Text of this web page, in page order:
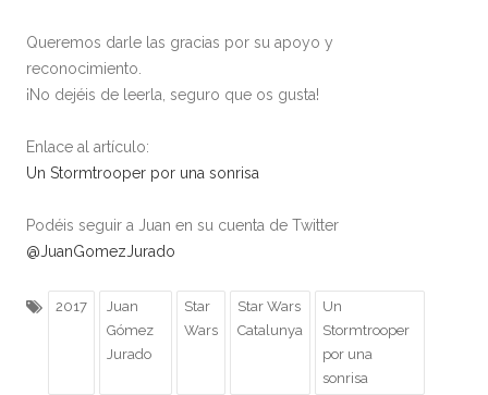
Queremos darle las gracias por su apoyo y
reconocimiento.
¡No dejéis de leerla, seguro que os gusta!
Enlace al artículo:
Un Stormtrooper por una sonrisa
Podéis seguir a Juan en su cuenta de Twitter
@JuanGomezJurado
2017
Juan
Gómez
Jurado
Star
Wars
Star Wars
Catalunya
Un
Stormtrooper
por una
sonrisa